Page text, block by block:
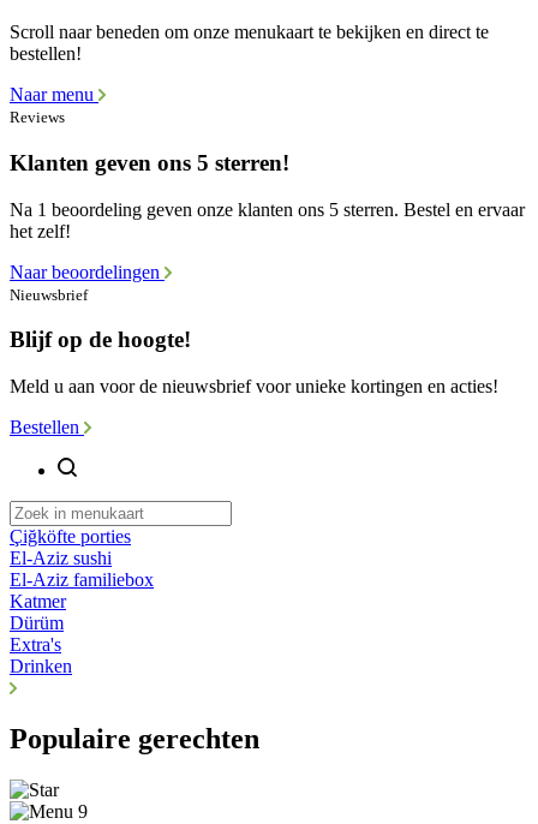
Scroll naar beneden om onze menukaart te bekijken en direct te
bestellen!
Naar menu
Reviews
Klanten geven ons 5 sterren!
Na 1 beoordeling geven onze klanten ons 5 sterren. Bestel en ervaar
het zelf!
Naar beoordelingen
Nieuwsbrief
Blijf op de hoogte!
Meld u aan voor de nieuwsbrief voor unieke kortingen en acties!
Bestellen
Çiğköfte porties
El-Aziz sushi
El-Aziz familiebox
Katmer
Dürüm
Extra's
Drinken
Populaire gerechten